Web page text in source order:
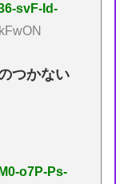
svF-Id-
つかない
o7P-Ps-